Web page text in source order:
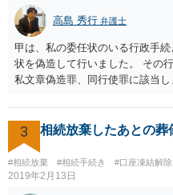
高島 秀行 弁護士
甲は、私の委任状のいる行政手
状を偽造して行いました。 そ
私文章偽造罪、同行使罪に該当
か？ 委任状を偽造して使用す
ので できないと思います。
3 相続放棄したあとの葬
#相続放棄 #相続手続き #口座凍結解除
2019年2月13日